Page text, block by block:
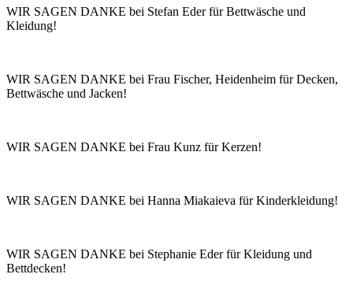
WIR SAGEN DANKE bei Stefan Eder für Bettwäsche und
Kleidung!
WIR SAGEN DANKE bei Frau Fischer, Heidenheim für Decken,
Bettwäsche und Jacken!
WIR SAGEN DANKE bei Frau Kunz für Kerzen!
WIR SAGEN DANKE bei Hanna Miakaieva für Kinderkleidung!
WIR SAGEN DANKE bei Stephanie Eder für Kleidung und
Bettdecken!